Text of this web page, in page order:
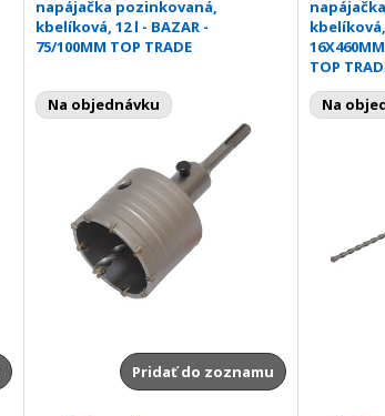
napájačka pozinkovaná,
kbelíková, 12 l - BAZAR -
75/100MM TOP TRADE
Na objednávku
Pridať do zoznamu
kbelíková,
TOP
Na